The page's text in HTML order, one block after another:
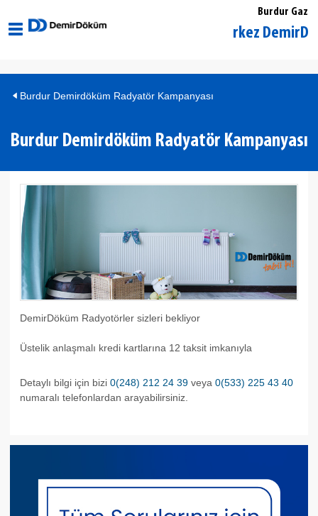
Burdur Gaz
Burdur Merkez
Burdur Demirdöküm Radyatör Kampanyası
Burdur Demirdöküm Radyatör Kampanyası
DemirDöküm Radyotörler sizleri bekliyor
Üstelik anlaşmalı kredi kartlarına 12 taksit imkanıyla
Detaylı bilgi için bizi 0(248) 212 24 39 veya 0(533) 225 43 40
numaralı telefonlardan arayabilirsiniz.